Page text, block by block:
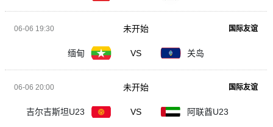
06-06 19:30 国际友谊
缅甸 VS 关岛
未开始
06-06 20:00 国际友谊
吉尔吉斯坦U23 VS 阿联酋U23
未开始